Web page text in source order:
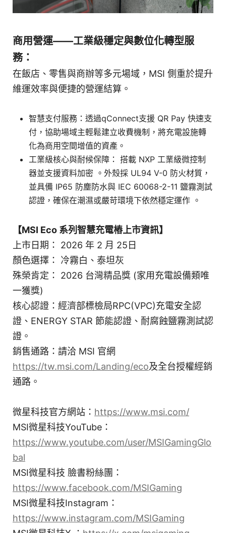
商用營運——工業級穩定與數位化轉型服
務：
在飯店、零售與商辦等多元場域，MSI 側重於提升
維運效率與便捷的營運結算。
智慧支付服務：透過qConnect支援 QR Pay 快速支
付，協助場域主輕鬆建立收費機制，將充電設施轉
化為商用空間增值的資產。
工業級核心與耐候保障： 搭載 NXP 工業級微控制
器並支援資料加密 。外殼採 UL94 V-0 防火材質，
並具備 IP65 防塵防水與 IEC 60068-2-11 鹽霧測試
認證，確保在潮濕或嚴苛環境下依然穩定運作 。
【MSI Eco 系列智慧充電樁上市資訊】
上市日期： 2026 年 2 月 25日
顏色選擇： 冷霧白、泰坦灰
殊榮肯定： 2026 台灣精品獎 (家用充電設備類唯
一獲獎)
核心認證：經濟部標檢局RPC(VPC)充電安全認
證、ENERGY STAR 節能認證、耐腐蝕鹽霧測試認
證。
銷售通路：請洽 MSI 官網
https://tw.msi.com/Landing/eco及全台授權經銷
通路。
微星科技官方網站： https://www.msi.com/
MSI微星科技YouTube：
https://www.youtube.com/user/MSIGamingGlo
bal
MSI微星科技 臉書粉絲團：
https://www.facebook.com/MSIGaming
MSI微星科技Instagram：
https://www.instagram.com/MSIGaming